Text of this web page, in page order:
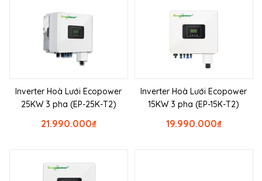
Inverter Hoà Lưới Ecopower
25KW 3 pha (EP-25K-T2)
₫
21.990.000
Inverter Hoà Lưới Ecopower
15KW 3 pha (EP-15K-T2)
₫
19.990.000